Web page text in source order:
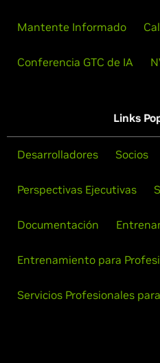
Mantente Informado
Conferencia GTC de IA
Links
Desarrolladores Socios
Perspectivas Ejecutivas
Documentación
Entrenamiento para
Servicios Profesionales